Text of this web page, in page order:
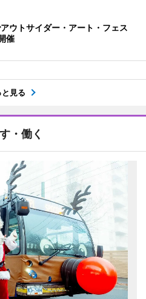
ウトサイダー・アート・フェス
催
と見る
・働く